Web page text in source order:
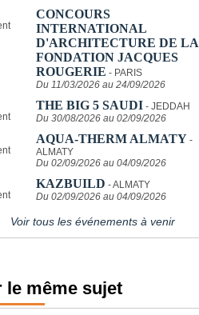
CONCOURS
INTERNATIONAL
D'ARCHITECTURE DE LA
FONDATION JACQUES
ROUGERIE - PARIS
Du 11/03/2026 au 24/09/2026
THE BIG 5 SAUDI - JEDDAH
Du 30/08/2026 au 02/09/2026
AQUA-THERM ALMATY -
ALMATY
Du 02/09/2026 au 04/09/2026
KAZBUILD - ALMATY
Du 02/09/2026 au 04/09/2026
Voir tous les événements à venir
le même sujet